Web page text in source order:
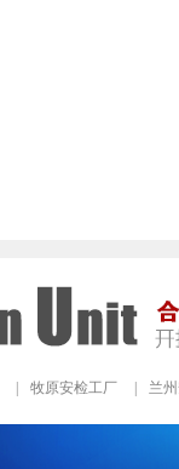
牧原安检工厂 兰